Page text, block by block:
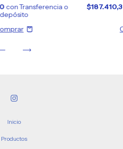
conTransferencia o
depósito
Inicio
Productos